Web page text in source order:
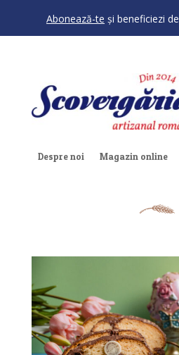
Abonează-te și beneficiezi de
Despre noi Magazin online